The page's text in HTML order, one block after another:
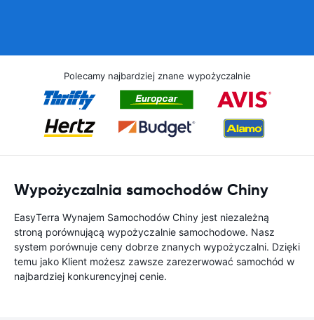
Polecamy najbardziej znane wypożyczalnie
Wypożyczalnia samochodów Chiny
EasyTerra Wynajem Samochodów Chiny jest niezależną
stroną porównującą wypożyczalnie samochodowe. Nasz
system porównuje ceny dobrze znanych wypożyczalni. Dzięki
temu jako Klient możesz zawsze zarezerwować samochód w
najbardziej konkurencyjnej cenie.